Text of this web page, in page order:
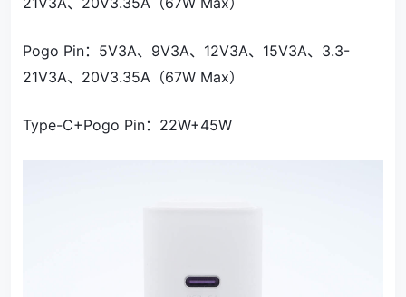
Pogo Pin：5V3A、9V3A、12V3A、15V3A、3.3-
21V3A、20V3.35A（67W Max）
Type-C+Pogo Pin：22W+45W